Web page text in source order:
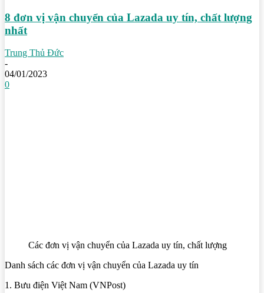
8 đơn vị vận chuyển của Lazada uy tín, chất lượng
nhất
Trung Thủ Đức
-
04/01/2023
0
Các đơn vị vận chuyển của Lazada uy tín, chất lượng
Danh sách các đơn vị vận chuyển của Lazada uy tín
1. Bưu điện Việt Nam (VNPost)